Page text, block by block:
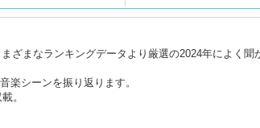
ざまなランキングデータより厳選の2024年によく聞
楽シーンを振り返ります。
。